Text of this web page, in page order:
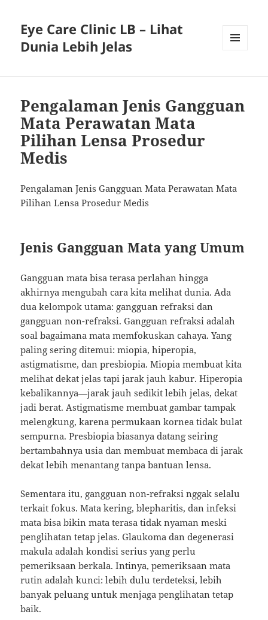
Eye Care Clinic LB – Lihat
Dunia Lebih Jelas
Pengalaman Jenis Gangguan
Mata Perawatan Mata
Pilihan Lensa Prosedur
Medis
Pengalaman Jenis Gangguan Mata Perawatan Mata
Pilihan Lensa Prosedur Medis
Jenis Gangguan Mata yang Umum
Gangguan mata bisa terasa perlahan hingga
akhirnya mengubah cara kita melihat dunia. Ada
dua kelompok utama: gangguan refraksi dan
gangguan non-refraksi. Gangguan refraksi adalah
soal bagaimana mata memfokuskan cahaya. Yang
paling sering ditemui: miopia, hiperopia,
astigmatisme, dan presbiopia. Miopia membuat kita
melihat dekat jelas tapi jarak jauh kabur. Hiperopia
kebalikannya—jarak jauh sedikit lebih jelas, dekat
jadi berat. Astigmatisme membuat gambar tampak
melengkung, karena permukaan kornea tidak bulat
sempurna. Presbiopia biasanya datang seiring
bertambahnya usia dan membuat membaca di jarak
dekat lebih menantang tanpa bantuan lensa.
Sementara itu, gangguan non-refraksi nggak selalu
terkait fokus. Mata kering, blepharitis, dan infeksi
mata bisa bikin mata terasa tidak nyaman meski
penglihatan tetap jelas. Glaukoma dan degenerasi
makula adalah kondisi serius yang perlu
pemeriksaan berkala. Intinya, pemeriksaan mata
rutin adalah kunci: lebih dulu terdeteksi, lebih
banyak peluang untuk menjaga penglihatan tetap
baik.